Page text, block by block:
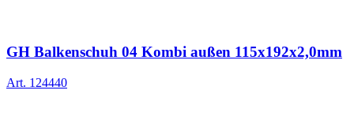
GH Balkenschuh 04 Kombi außen 115x192x2,0mm
Art. 124440